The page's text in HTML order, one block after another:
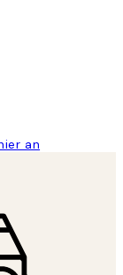
an